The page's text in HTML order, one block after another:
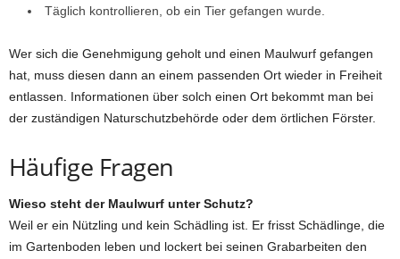
Täglich kontrollieren, ob ein Tier gefangen wurde.
Wer sich die Genehmigung geholt und einen Maulwurf gefangen
hat, muss diesen dann an einem passenden Ort wieder in Freiheit
entlassen. Informationen über solch einen Ort bekommt man bei
der zuständigen Naturschutzbehörde oder dem örtlichen Förster.
Häufige Fragen
Wieso steht der Maulwurf unter Schutz?
Weil er ein Nützling und kein Schädling ist. Er frisst Schädlinge, die
im Gartenboden leben und lockert bei seinen Grabarbeiten den